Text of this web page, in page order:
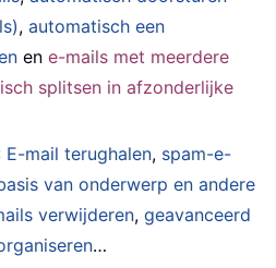
,automatisch een
ene-mails met meerdere
splitsen in afzonderlijke
E-mail terughalen, spam-e-
van onderwerp en andere
verwijderen,geavanceerd
…